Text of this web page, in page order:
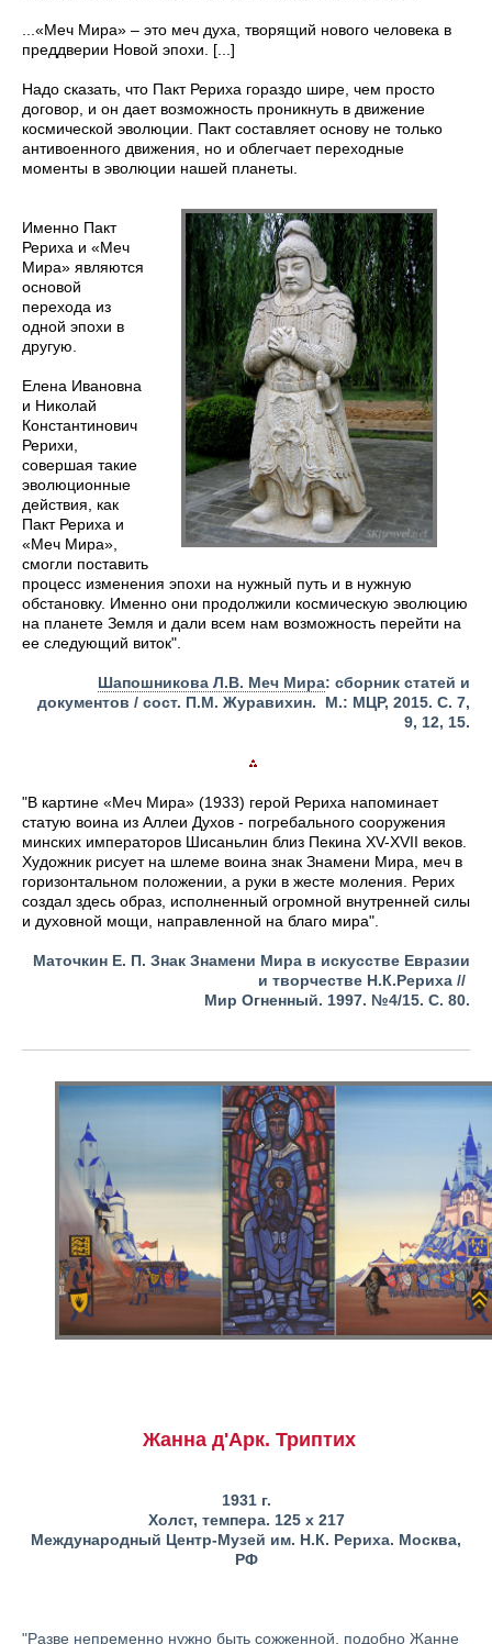
...«Меч Мира» – это меч духа, творящий нового человека в
преддверии Новой эпохи. [...]
Надо сказать, что Пакт Рериха гораздо шире, чем просто
договор, и он дает возможность проникнуть в движение
космической эволюции. Пакт составляет основу не только
антивоенного движения, но и облегчает переходные
моменты в эволюции нашей планеты.
Именно Пакт
Рериха и «Меч
Мира» являются
основой
перехода из
одной эпохи в
другую.
Елена Ивановна
и Николай
Константинович
Рерихи,
совершая такие
эволюционные
действия, как
Пакт Рериха и
«Меч Мира»,
смогли поставить
процесс изменения эпохи на нужный путь и в нужную
обстановку. Именно они продолжили космическую эволюцию
на планете Земля и дали всем нам возможность перейти на
ее следующий виток".
Шапошникова Л.В. Меч Мира: сборник статей и
документов / сост. П.М. Журавихин. М.: МЦР, 2015. С. 7,
9, 12, 15.
"В картине «Меч Мира» (1933) герой Рериха напоминает
статую воина из Аллеи Духов - погребального сооружения
минских императоров Шисаньлин близ Пекина XV-XVII веков.
Художник рисует на шлеме воина знак Знамени Мира, меч в
горизонтальном положении, а руки в жесте моления. Рерих
создал здесь образ, исполненный огромной внутренней силы
и духовной мощи, направленной на благо мира".
Маточкин Е. П. Знак Знамени Мира в искусстве Евразии
и творчестве Н.К.Рериха //
Мир Огненный. 1997. №4/15. С. 80.
Жанна д'Арк. Триптих
1931 г.
Холст, темпера. 125 x 217
Международный Центр-Музей им. Н.К. Рериха. Москва,
РФ
"Разве непременно нужно быть сожженной, подобно Жанне